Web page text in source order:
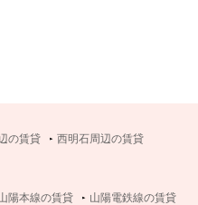
の賃貸
西明石周辺の賃貸
陽本線の賃貸
山陽電鉄線の賃貸